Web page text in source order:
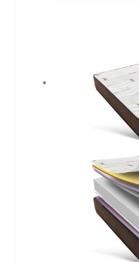
otorga firmeza,
– Pequeña
– Tejido 3D en
transpirable que
colchón. Mayor
– Independencia
movimientos de
– Tratamiento
la proliferación
–
específicamente
reacciones
– Anatómico.
forma correcta
una buena